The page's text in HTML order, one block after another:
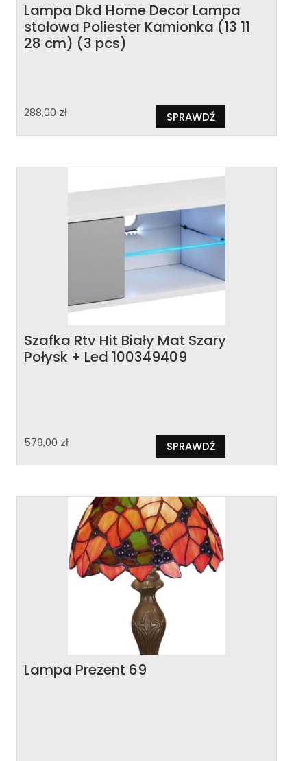
Lampa Dkd Home Decor Lampa
stołowa Poliester Kamionka (13 11
28 cm) (3 pcs)
288,00 zł SPRAWDŹ
Szafka Rtv Hit Biały Mat Szary
Połysk + Led 100349409
579,00 zł SPRAWDŹ
Lampa Prezent 69